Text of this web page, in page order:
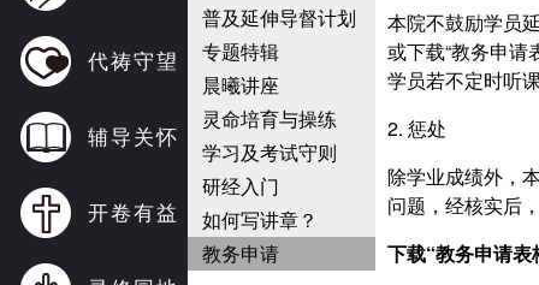
代祷守望
辅导关怀
开卷有益
普及延伸导督计划
专题特辑
晨曦讲座
灵命培育与操练
学习及考试守则
研经入门
如何写讲章？
教务申请
本院不鼓励学员
或下载“教务申
学员若不定时听
2. 惩处
除学业成绩外，
问题，经核实后
下载“教务申请表